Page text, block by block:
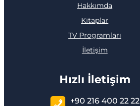
Hakkımda
Kitaplar
TV Programları
İletişim
Hızlı İletişim
+90 216 400 22 22